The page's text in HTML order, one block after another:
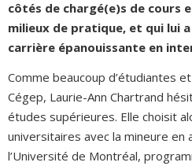
côtés de chargé(e)s de cours
milieux de pratique, et qui lui
carrière épanouissante en
Comme beaucoup d’étudiantes
Cégep, Laurie-Ann Chartrand
études supérieures. Elle choisit
universitaires avec la mineure en
l’Université de Montréal,